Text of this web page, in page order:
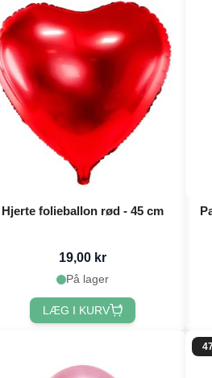
Hjerte folieballon rød - 45 cm
19,00 kr
På lager
LÆG I KURV